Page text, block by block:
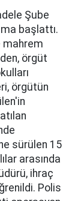
Şube
başlattı.
mahrem
örgüt
örgütün
sürülen 15
arasında
ihraç
Polis